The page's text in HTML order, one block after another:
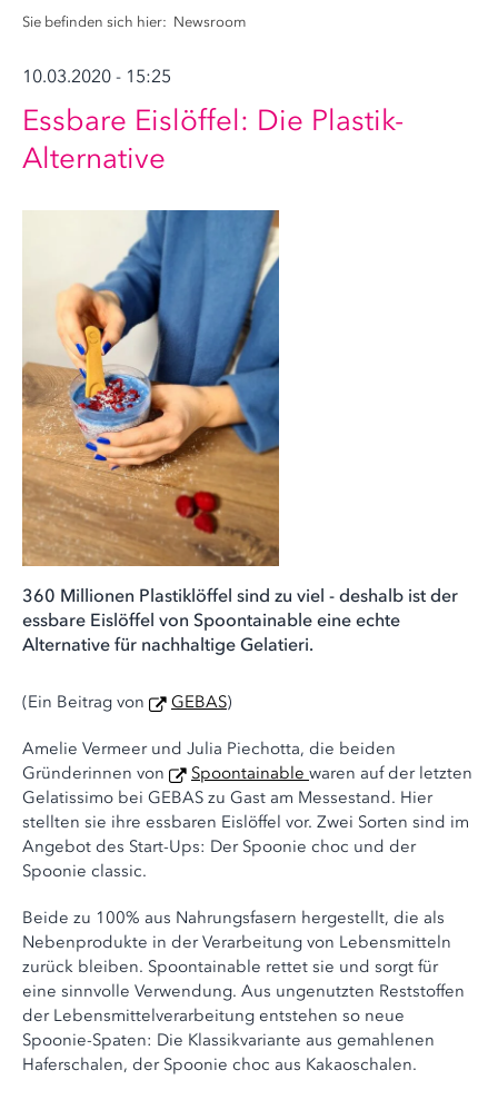
Sie befinden sich hier: Newsroom
10.03.2020 - 15:25
Essbare Eislöffel: Die Plastik-
Alternative
360 Millionen Plastiklöffel sind zu viel - deshalb ist der
essbare Eislöffel von Spoontainable eine echte
Alternative für nachhaltige Gelatieri.
(Ein Beitrag von GEBAS)
Amelie Vermeer und Julia Piechotta, die beiden
Gründerinnen von
Spoontainable waren auf der letzten
Gelatissimo bei GEBAS zu Gast am Messestand. Hier
stellten sie ihre essbaren Eislöffel vor. Zwei Sorten sind im
Angebot des Start-Ups: Der Spoonie choc und der
Spoonie classic.
Beide zu 100% aus Nahrungsfasern hergestellt, die als
Nebenprodukte in der Verarbeitung von Lebensmitteln
zurück bleiben. Spoontainable rettet sie und sorgt für
eine sinnvolle Verwendung. Aus ungenutzten Reststoffen
der Lebensmittelverarbeitung entstehen so neue
Spoonie-Spaten: Die Klassikvariante aus gemahlenen
Haferschalen, der Spoonie choc aus Kakaoschalen.